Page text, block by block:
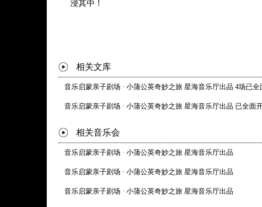
浸其中！
相关文库
音乐启蒙亲子剧场 · 小蒲公英奇妙之旅 星海音乐厅出品 4场已全
音乐启蒙亲子剧场 · 小蒲公英奇妙之旅 星海音乐厅出品 已全面
相关音乐会
音乐启蒙亲子剧场 · 小蒲公英奇妙之旅 星海音乐厅出品
音乐启蒙亲子剧场 · 小蒲公英奇妙之旅 星海音乐厅出品
音乐启蒙亲子剧场 · 小蒲公英奇妙之旅 星海音乐厅出品